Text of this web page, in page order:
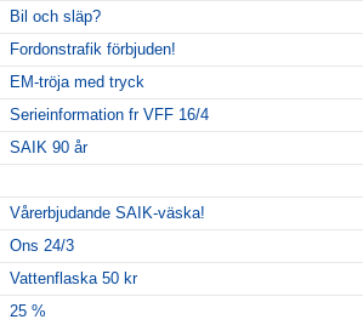
Bil och släp?
Fordonstrafik förbjuden!
EM-tröja med tryck
Serieinformation fr VFF 16/4
SAIK 90 år
Vårerbjudande SAIK-väska!
Ons 24/3
Vattenflaska 50 kr
25 %